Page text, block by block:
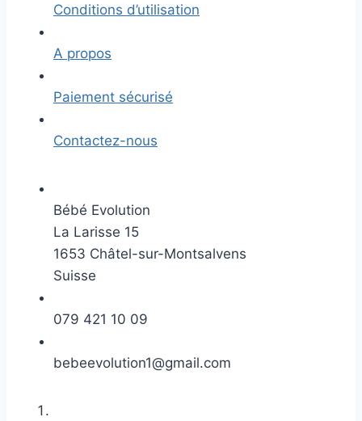
Conditions d’utilisation
A propos
Paiement sécurisé
Contactez-nous
Bébé Evolution
La Larisse 15
1653 Châtel-sur-Montsalvens
Suisse
079 421 10 09
bebeevolution1@gmail.com